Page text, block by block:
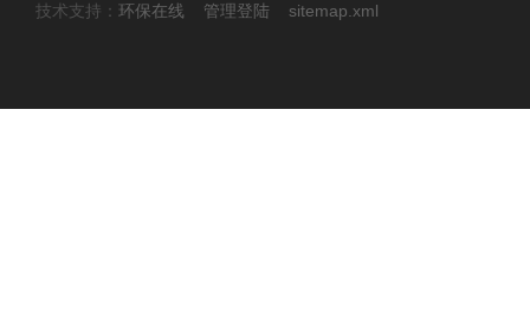
技术支持： 环保在线 管理登陆 sitemap.xml